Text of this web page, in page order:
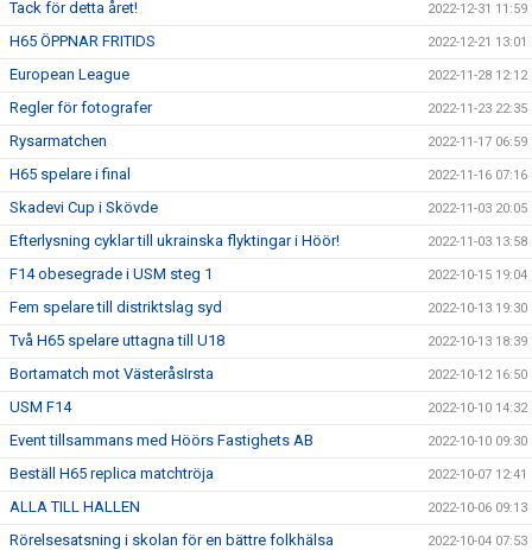
Tack för detta året! 2022-12-31 11:59
H65 ÖPPNAR FRITIDS 2022-12-21 13:01
European League 2022-11-28 12:12
Regler för fotografer 2022-11-23 22:35
Rysarmatchen 2022-11-17 06:59
H65 spelare i final 2022-11-16 07:16
Skadevi Cup i Skövde 2022-11-03 20:05
Efterlysning cyklar till ukrainska flyktingar i Höör! 2022-11-03 13:58
F14 obesegrade i USM steg 1 2022-10-15 19:04
Fem spelare till distriktslag syd 2022-10-13 19:30
Två H65 spelare uttagna till U18 2022-10-13 18:39
Bortamatch mot VästeråsIrsta 2022-10-12 16:50
USM F14 2022-10-10 14:32
Event tillsammans med Höörs Fastighets AB 2022-10-10 09:30
Beställ H65 replica matchtröja 2022-10-07 12:41
ALLA TILL HALLEN 2022-10-06 09:13
Rörelsesatsning i skolan för en bättre folkhälsa 2022-10-04 07:53